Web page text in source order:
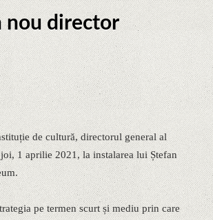
nou director
de cultură, directorul general al
1 aprilie 2021, la instalarea lui Ștefan
pe termen scurt și mediu prin care